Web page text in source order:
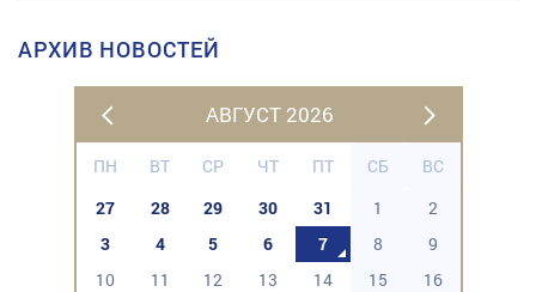
АРХИВ НОВОСТЕЙ
АВГУСТ 2026
ПН ВТ СР ЧТ ПТ СБ
ВС
27
28 29 30 31 1
2
3
4 5 6 7 8
9
10
11 12 13 14 15
16